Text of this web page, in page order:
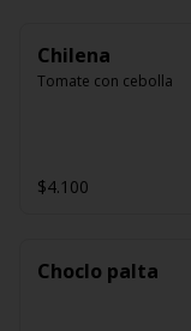
Chilena
Tomate con cebolla
$4.100
Choclo palta